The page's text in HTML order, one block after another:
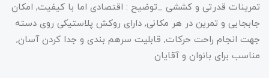
تمرینات قدرتی و کششی _توضیح : اقتصادی اما با کیفیت, امکان
جابجایی و تمرین در هر مکانی, دارای روکش پلاستیکی روی دسته
جهت انجام راحت حرکات, قابلیت سرهم بندی و جدا کردن آسان,
مناسب برای بانوان و آقایان